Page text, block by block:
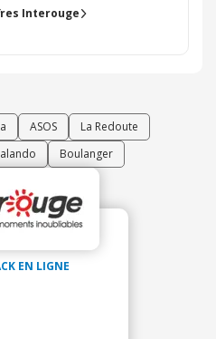
Interouge
ASOS
La Redoute
Boulanger
EN LIGNE